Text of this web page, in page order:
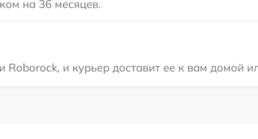
на 36 месяцев.
и курьер доставит ее к вам домой